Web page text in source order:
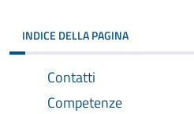
INDICE DELLA PAGINA
Contatti
Competenze